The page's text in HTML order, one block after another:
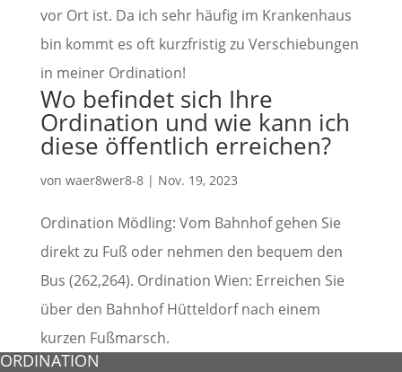
vor Ort ist. Da ich sehr häufig im Krankenhaus
bin kommt es oft kurzfristig zu Verschiebungen
in meiner Ordination!
Wo befindet sich Ihre
Ordination und wie kann ich
diese öffentlich erreichen?
von waer8wer8-8| Nov. 19, 2023
Ordination Mödling: Vom Bahnhof gehen Sie
direkt zu Fuß oder nehmen den bequem den
Bus (262,264). Ordination Wien: Erreichen Sie
über den Bahnhof Hütteldorf nach einem
kurzen Fußmarsch.
ORDINATION